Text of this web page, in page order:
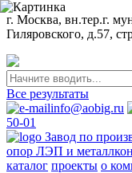
г. Москва, вн.тер.г.
Гиляровского, д.57,
Все результаты
info@aobig.ru
50-01
Завод по
опор ЛЭП и
каталог проекты о